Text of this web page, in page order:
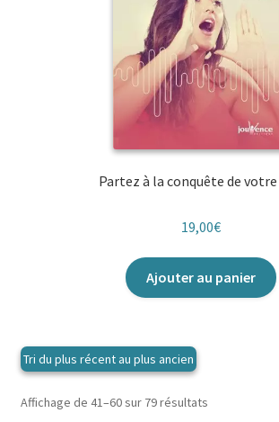
Partez à la conquête de
19,00€
Ajouter au panier
Affichage de 41–60 sur 79 résultatsTrié